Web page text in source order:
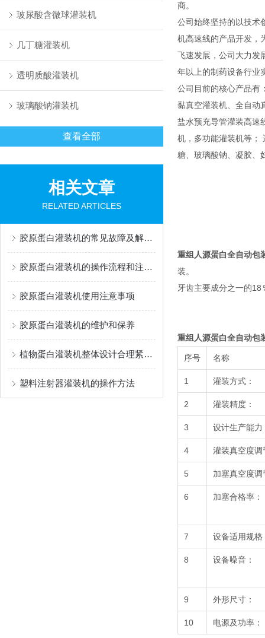
玻尿酸含微球灌装机
几丁糖灌装机
透明质酸灌装机
玻璃酸钠灌装机
查看全部
相关文章
RELATED ARTICLES
胶原蛋白灌装机的常见故障及解决办法有哪些？
胶原蛋白灌装机的操作流程和注意事项
胶原蛋白灌装机使用注意事项
胶原蛋白灌装机的维护和保养
植物蛋白灌装机整体设计合理紧凑，占地面积小
塑料注射器灌装机的操作方法
商。
公司始终坚持的以技术
机高速线的产品开发，
飞速发展，公司大力发
年以上的制药设备行业
公司目前的核心产品有
黏真空灌装机、全自动
盐水预充导管灌装高速
机，多功能灌装机等；
糖、玻璃酸钠、凝胶、
重组人源蛋白全自动包
装。
牙齿主要成分之一的
重组人源蛋白全自动包
序号 名称
1 灌装方式：
2 灌装精度：
3 设计生产能力
4 灌装真空度调
5 加塞真空度调
6 加塞合格率：
7 设备适用规格
8 设备噪音：
9 外形尺寸：
10 电源及功率：